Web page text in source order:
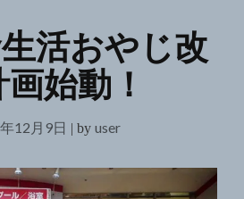
活おやじ改
始動！
12月9日 | by user